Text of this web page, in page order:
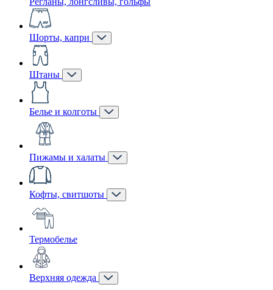
Шорты, капри
Штаны
Белье и колготы
Пижамы и халаты
Кофты, свитшоты
Термобелье
Верхняя одежда